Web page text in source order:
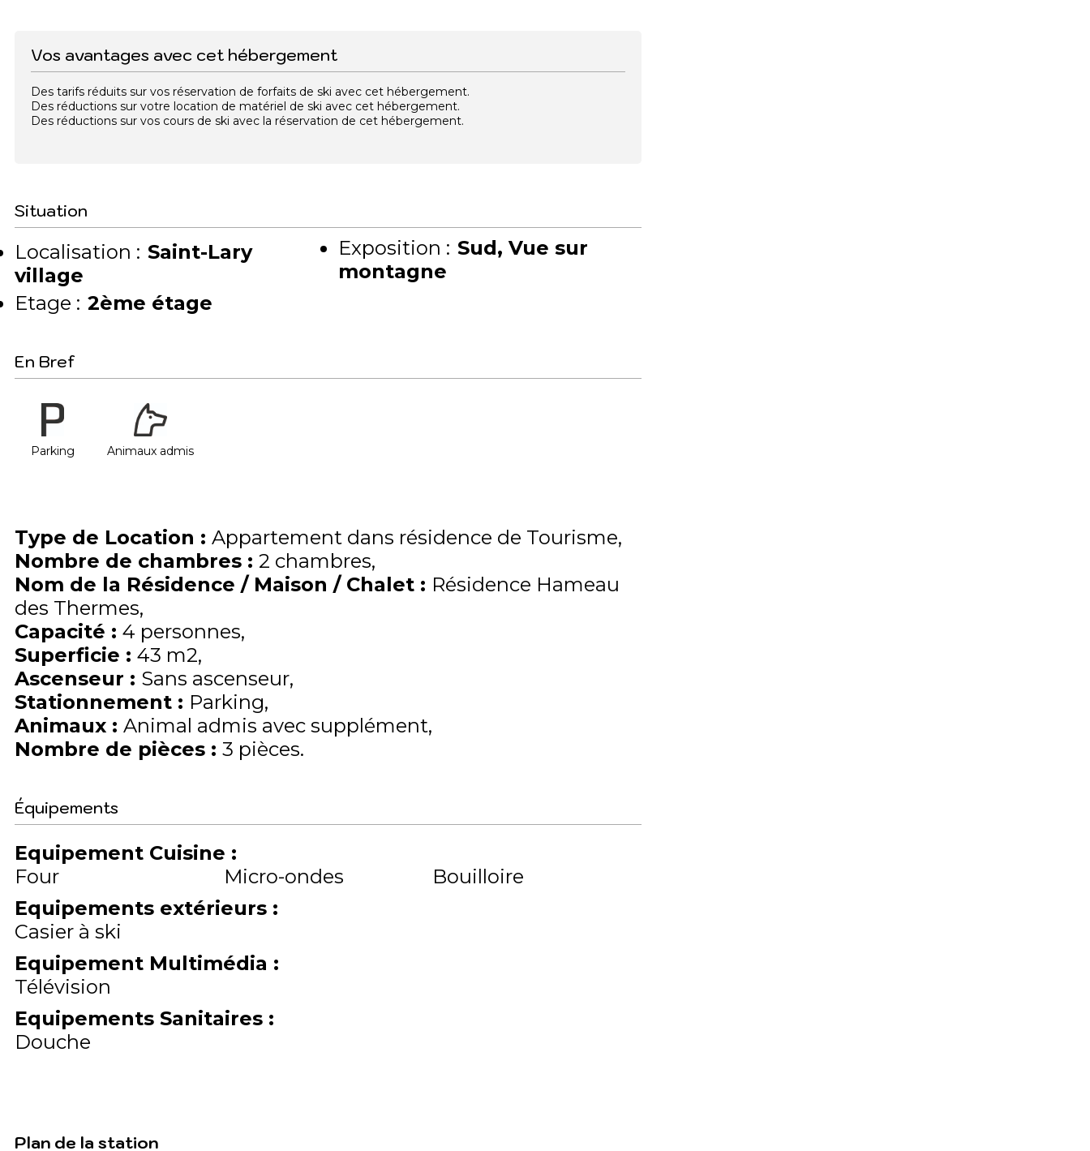
Vos avantages avec cet hébergement
Des tarifs réduits sur vos réservation de forfaits de ski avec cet hébergement.
Des réductions sur votre location de matériel de ski avec cet hébergement.
Des réductions sur vos cours de ski avec la réservation de cet hébergement.
Situation
Localisation : Saint-Lary
village
Etage : 2ème étage
Exposition : Sud Vue sur
montagne
En Bref
Parking Animaux admis
Type de Location : Appartement dans résidence de Tourisme
Nombre de chambres : 2 chambres
Nom de la Résidence / Maison / Chalet : Résidence Hameau
des Thermes
Capacité : 4 personnes
Superficie : 43 m2
Ascenseur : Sans ascenseur
Stationnement : Parking
Animaux : Animal admis avec supplément
Nombre de pièces : 3 pièces
Équipements
Equipement Cuisine :
Four
Micro-ondes
Bouilloire
Equipements extérieurs :
Casier à ski
Equipement Multimédia :
Télévision
Equipements Sanitaires :
Douche
Plan de la station